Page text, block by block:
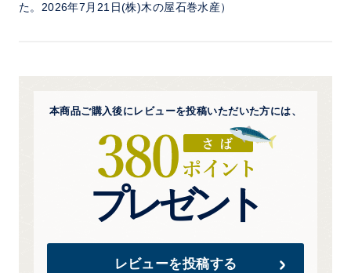
た。2026年7月21日(株)木の屋石巻水産）
本商品ご購入後にレビューを投稿いただいた方には、
プレゼント
レビューを投稿する